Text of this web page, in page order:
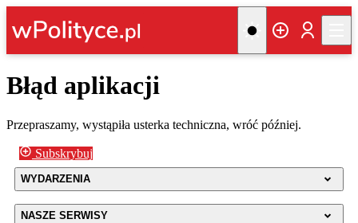
Błąd aplikacji
Przepraszamy, wystąpiła usterka techniczna, wróć później.
Subskrybuj
WYDARZENIA
NASZE SERWISY